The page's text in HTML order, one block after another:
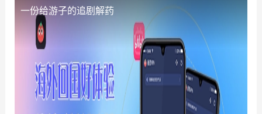
一份给游子的追剧解药